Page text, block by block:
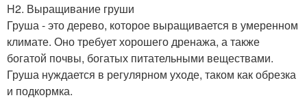
H2. Выращивание груши
Груша - это дерево, которое выращивается в умеренном
климате. Оно требует хорошего дренажа, а также
богатой почвы, богатых питательными веществами.
Груша нуждается в регулярном уходе, таком как обрезка
и подкормка.